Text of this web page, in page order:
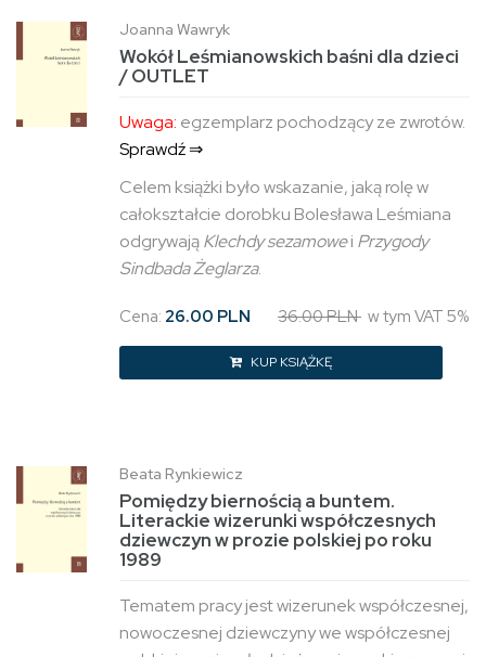
Joanna Wawryk
Wokół Leśmianowskich baśni dla dzieci
/ OUTLET
Uwaga: egzemplarz pochodzący ze zwrotów.
Sprawdź ⇒
Celem książki było wskazanie, jaką rolę w
całokształcie dorobku Bolesława Leśmiana
odgrywająKlechdy sezamowei Przygody
Sindbada Żeglarza.
Cena: 26.00 PLN 36.00 PLN w tym VAT 5%
KUP KSIĄŻKĘ
Beata Rynkiewicz
Pomiędzy biernością a buntem.
Literackie wizerunki współczesnych
dziewczyn w prozie polskiej po roku
1989
Tematem pracy jest wizerunek współczesnej,
nowoczesnej dziewczyny we współczesnej